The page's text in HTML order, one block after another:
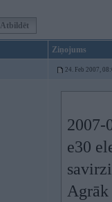
Atbildēt
Ziņojums
24. Feb 2007,
2007-
e30